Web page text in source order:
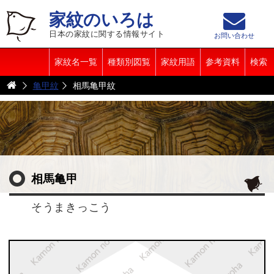
家紋のいろは
日本の家紋に関する情報サイト
家紋名一覧 種類別図覧 家紋用語 参考資料 検索
お問い合わせ
亀甲紋 相馬亀甲紋
相馬亀甲
そうまきっこう